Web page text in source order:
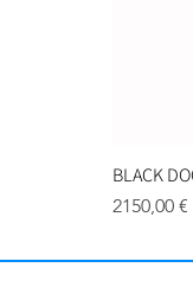
BLACK
Prezzo
2150,00 €